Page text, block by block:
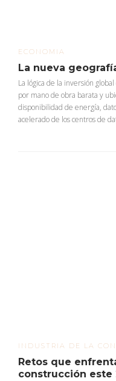
ECONOMIA
La nueva
La lógica de la inversión
por mano de obra barata y
disponibilidad de energía,
acelerado de los centros de
INDUSTRIA DE LA
Retos que
construcción este